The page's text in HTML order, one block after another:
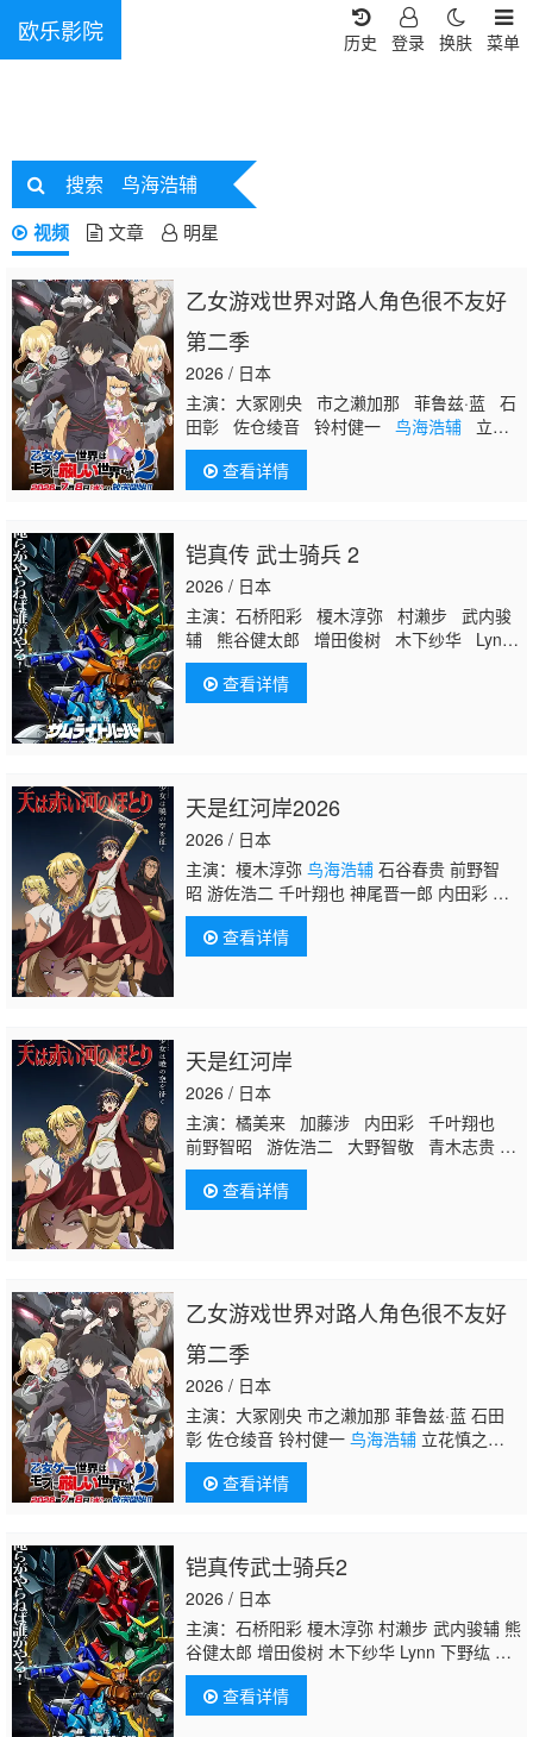
欧乐影院 菜单
换肤
登录
历史
搜索 鸟海浩辅
视频 文章 明星
乙女游戏世界对路人角色很不友好
第二季
2026 / 日本
主演：大冢刚央 市之濑加那 菲鲁兹·蓝 石
田彰 佐仓绫音 铃村健一 鸟海浩辅立花
慎之介 游佐浩二 桧山修之 竹内顺子 大
原沙耶香 雨宫天 小仓唯 宇垣秀成 黑田
崇矢
查看详情
铠真传 武士骑兵 2
2026 / 日本
主演：石桥阳彩 榎木淳弥 村濑步 武内骏
辅 熊谷健太郎 增田俊树 木下纱华 Lynn
下野纮 草尾毅 野岛裕史 置鲇龙太郎 佐
佐木望 西村朋纮 小西克幸 佐藤拓也
海浩辅寺岛拓笃 杉田智和 天崎滉平 铃
查看详情
天是红河岸2026
2026 / 日本
主演：榎木淳弥 鸟海浩辅石谷春贵 前野智
昭 游佐浩二 千叶翔也 神尾晋一郎 内田彩 川
井田夏海 加藤涉 七海弘希 青木志贵 松冈美
里 大野智敬 橘美来
查看详情
天是红河岸
2026 / 日本
主演：橘美来 加藤涉 内田彩 千叶翔也
前野智昭 游佐浩二 大野智敬 青木志贵
川井田夏海 松冈美里 石谷春贵 榎木淳弥
神尾晋一郎鸟海浩辅
查看详情
乙女游戏世界对路人角色很不友好
第二季
2026 / 日本
主演：大冢刚央 市之濑加那 菲鲁兹·蓝 石田
彰 佐仓绫音 铃村健一 鸟海浩辅立花慎之
介 游佐浩二 桧山修之 竹内顺子 大原沙耶
香 雨宫天 小仓唯 宇垣秀成 黑田崇矢
查看详情
铠真传武士骑兵2
2026 / 日本
主演：石桥阳彩 榎木淳弥 村濑步 武内骏辅 熊
谷健太郎 增田俊树 木下纱华 Lynn 下野纮 草
尾毅 野岛裕史 置鲇龙太郎 佐佐木望 西村朋
纮 小西克幸 佐藤拓也
田智和 天崎滉平 铃村健一 泽城千春 竹内良
查看详情